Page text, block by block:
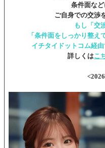
条件面など
ご自身での交渉
もし「交
「条件面をしっかり整え
イチタイドットコム経
詳しくはこ